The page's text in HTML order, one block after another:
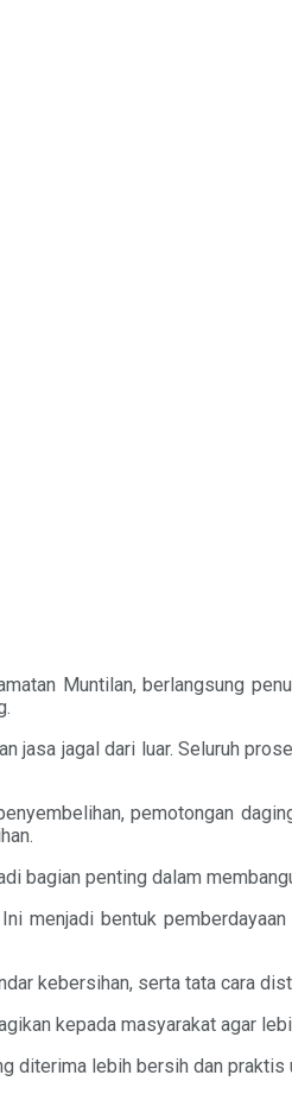
Muntilan, berlangsung
jasa jagal dari luar. Seluruh
pemotongan
bagian penting dalam
menjadi bentuk
kebersihan, serta tata cara
kepada masyarakat agar
diterima lebih bersih dan praktis